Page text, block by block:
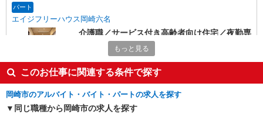
パート
エイジフリーハウス岡崎六名
介護職／サービス付き高齢者向け住宅／夜勤専
従／パート
時給1,193円〜1,257円 ※経験・能力・資格等
による 社会福祉士・介護福祉士 時給1,257円 その
他資格 時給1,193円 ※一律処遇改善加算含む 〇時
間外勤務手当 〇土日祝勤務手当 〇夜勤手当 〇年
末年始勤務手当
エイジフリーハウス岡崎六名 愛知県岡崎市六
名東町7番1
もっと見る
このお仕事に関連する条件で探す
岡崎市のアルバイト・バイト・パートの求人を探す
同じ職種から岡崎市の求人を探す